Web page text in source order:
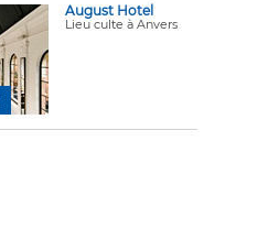
August Hotel
Lieu culte à Anvers